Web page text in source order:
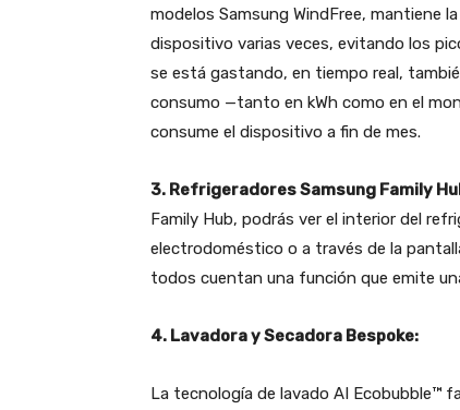
modelos Samsung WindFree, mantiene
dispositivo varias veces, evitando los
se está gastando, en tiempo real,
consumo —tanto en kWh como en el
consume el dispositivo a fin de mes.
3. Refrigeradores Samsung Family
Family Hub, podrás ver el interior del
electrodoméstico o a través de la
todos cuentan una función que emite
4. Lavadora y Secadora Bespoke:
La tecnología de lavado AI Ecobubble™